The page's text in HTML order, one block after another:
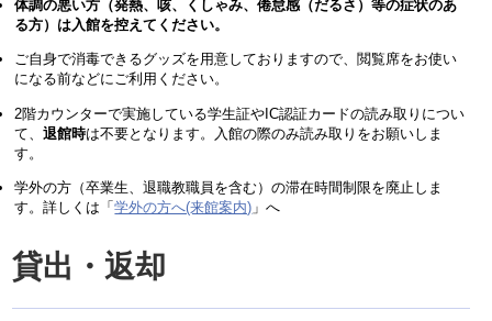
体調の悪い方（発熱、咳、くしゃみ、倦怠感（だるさ）等の症状のあ
る方）は入館を控えてください。
ご自身で消毒できるグッズを用意しておりますので、閲覧席をお使い
になる前などにご利用ください。
2階カウンターで実施している学生証やIC認証カードの読み取りについ
て、退館時は不要となります。入館の際のみ読み取りをお願いしま
す。
学外の方（卒業生、退職教職員を含む）の滞在時間制限を廃止しま
す。詳しくは「学外の方へ(来館案内) 」へ
貸出・返却